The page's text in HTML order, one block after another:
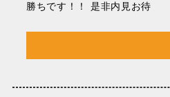
勝ちです！！ 是非内見お待